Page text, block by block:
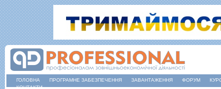
ГОЛОВНА ПРОГРАМНЕ ЗАБЕЗПЕЧЕННЯ ЗАВАНТАЖЕННЯ ФОРУМ
КОНТАКТИ